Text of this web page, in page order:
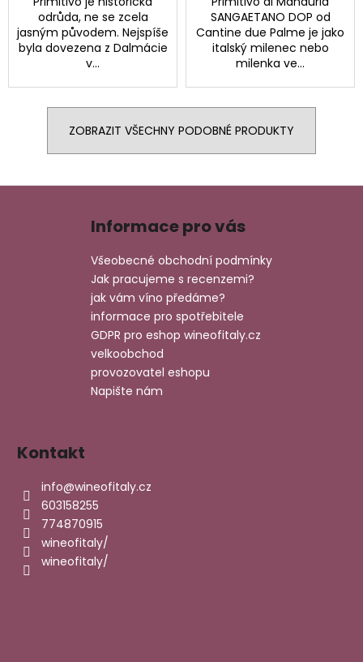
odrůda, ne se zcela
jasným původem. Nejspíše
byla dovezena z Dalmácie
v...
SANGAETANO DOP od
Cantine due Palme je jako
italský milenec nebo
milenka ve...
ZOBRAZIT VŠECHNY PODOBNÉ PRODUKTY
Informace pro vás
Všeobecné obchodní podmínky
Jak pracujeme s recenzemi?
jak vám víno předáme?
informace pro spotřebitele
GDPR pro eshop wineofitaly.cz
velkoobchod
provozovatel eshopu
Napište nám
Kontakt
info@wineofitaly.cz
603158255
774870915
wineofitaly/
wineofitaly/